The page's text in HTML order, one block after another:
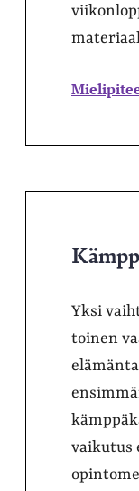
Yksi
toinen
vaikutus